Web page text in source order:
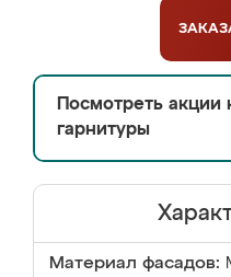
Посмотреть акции
гарнитуры
Материал фасадов: